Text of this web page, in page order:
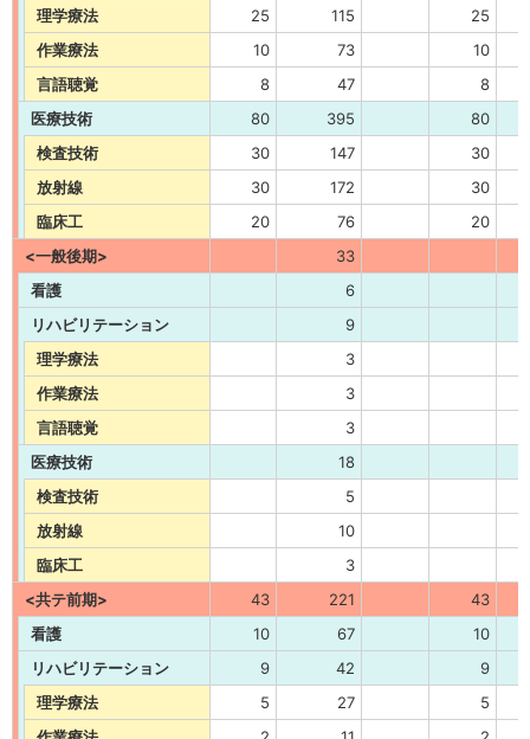
理学療法
25 115
25
作業療法
10 73
10
言語聴覚
8 47
8
医療技術
80 395
80
検査技術
30 147
30
放射線
30 172
30
臨床工
20 76
20
<一般後期>
33
看護
6
リハビリテーション
9
理学療法
3
作業療法
3
言語聴覚
3
医療技術
18
検査技術
5
放射線
10
臨床工
3
<共テ前期>
43 221
43
看護
10 67
10
リハビリテーション
9 42
9
理学療法
5 27
5